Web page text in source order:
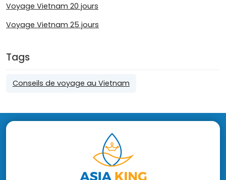
Voyage Vietnam 20 jours
Voyage Vietnam 25 jours
Tags
Conseils de voyage au Vietnam